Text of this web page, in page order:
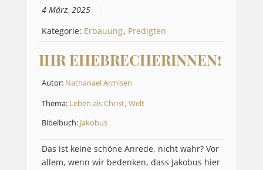
4 März, 2025
Kategorie: Erbauung, Predigten
IHR EHEBRECHERINNEN!
Autor: Nathanael Armisen
Thema: Leben als Christ,Welt
Bibelbuch: Jakobus
Das ist keine schöne Anrede, nicht wahr? Vor
allem, wenn wir bedenken, dass Jakobus hier